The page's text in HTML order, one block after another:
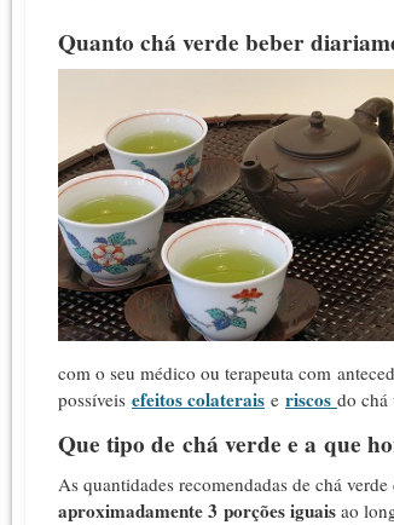
Quanto chá verde beber
com o seu médico ou terapeuta com
possíveis efeitos colaterais e riscos do chá
Que tipo de chá verde e a que
As quantidades recomendadas de chá
aproximadamente 3 porções iguais ao